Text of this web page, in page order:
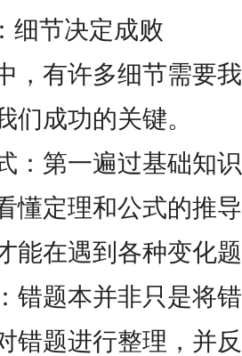
细节决定成败
，有许多细节需要
们成功的关键。
：第一遍过基础知
懂定理和公式的推
能在遇到各种变化
错题本并非只是将
错题进行整理，并